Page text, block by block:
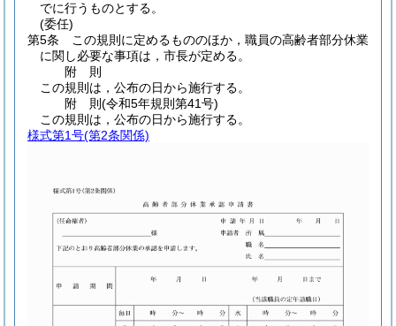
でに行うものとする。
(委任)
第5条
この規則に定めるもののほか，職員の高齢者部分休業
に関し必要な事項は，市長が定める。
附 則
この規則は，公布の日から施行する。
附 則(令和5年規則第41号)
この規則は，公布の日から施行する。
様式第1号(第2条関係)